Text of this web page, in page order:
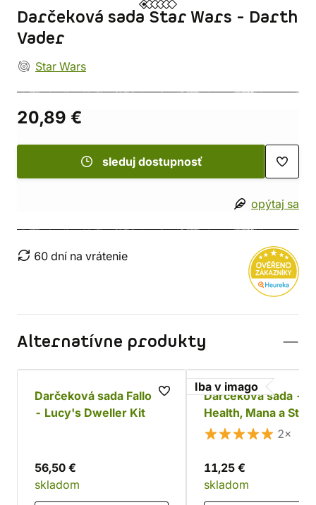
Darčeková sada Star Wars - Darth
Vader
Star Wars
20,89 €
sleduj dostupnosť
opýtaj sa
60 dní na vrátenie
Alternatívne produkty
Darčeková sada Fallout
- Lucy's Dweller Kit
56,50 €
skladom
Iba v imago
Darčeková sada -
Health, Mana a
2×
11,25 €
skladom